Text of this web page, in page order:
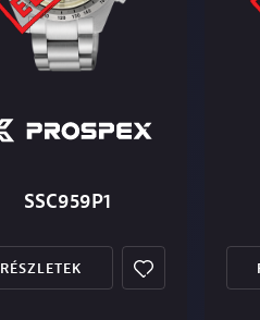
SSC959P1
RÉSZLETEK